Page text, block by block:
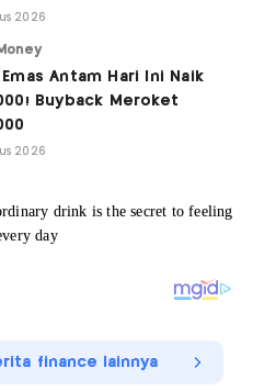
2026
Emas Antam Hari Ini Naik
Buyback Meroket
2026
finance lainnya